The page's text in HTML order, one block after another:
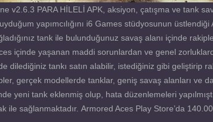
v2.6.3 PARA HİLELİ APK, aksiyon, çatışma ve tank
yapımcılığını i6 Games stüdyosunun
tank ile bulunduğunuz savaş alanı içinde
içinde yaşanan maddi sorunlardan ve genel
dilediğiniz tankı satın alabilir, istediğiniz gibi geliştirip
gerçek modellerde tanklar, geniş savaş alanları ve
yeni tank eklenmiş olup, hata düzenlemeleri
ile sağlanmaktadır. Armored Aces Play Store’da